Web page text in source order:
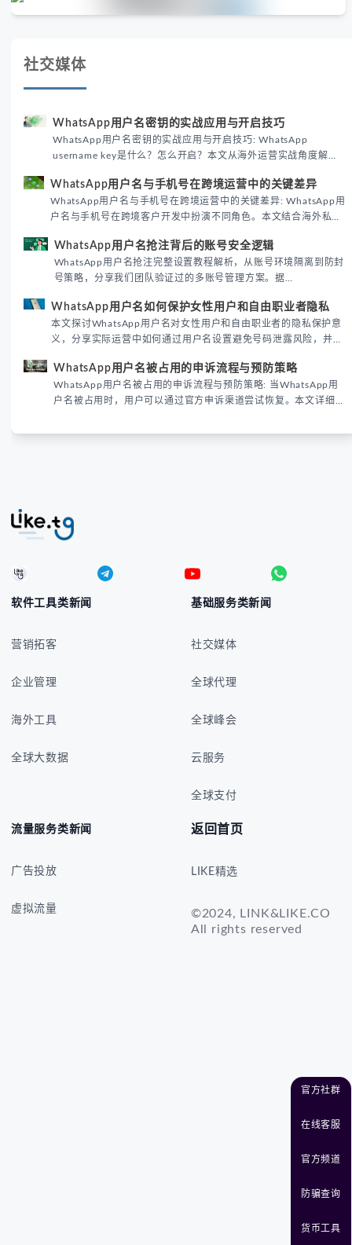
官方社群
在线客服
官方频道
防骗查询
货币工具
社交媒体
WhatsApp用户名密钥的实战应用与开启技巧
WhatsApp用户名密钥的实战应用与开启技巧: WhatsApp
username key是什么？怎么开启？本文从海外运营实战角度解析
境团队高效触达目标客户。
WhatsApp用户名与手机号在跨境运营中的关键差异
WhatsApp用户名与手机号在跨境运营中的关键差异: WhatsApp用
户名与手机号在跨境客户开发中扮演不同角色。本文结合海外私域
际差异，帮助团队优化WhatsApp营销策略。
WhatsApp用户名抢注背后的账号安全逻辑
WhatsApp用户名抢注完整设置教程解析，从账号环境隔离到防封
号策略，分享我们团队验证过的多账号管理方案。据
性直接影响转化率。
WhatsApp用户名如何保护女性用户和自由职业者隐私
本文探讨WhatsApp用户名对女性用户和自由职业者的隐私保护意
义，分享实际运营中如何通过用户名设置避免号码泄露风险，并提
已成为全球数字沟通的首要考量。
WhatsApp用户名被占用的申诉流程与预防策略
WhatsApp用户名被占用的申诉流程与预防策略: 当WhatsApp用
户名被占用时，用户可以通过官方申诉渠道尝试恢复。本文详细解
账号安全。
软件工具类新闻
营销拓客
企业管理
海外工具
全球大数据
基础服务类新闻
社交媒体
全球代理
全球峰会
云服务
全球支付
流量服务类新闻
广告投放
虚拟流量
返回首页
LIKE精选
©2024, LINK&LIKE.CO
All rights reserved